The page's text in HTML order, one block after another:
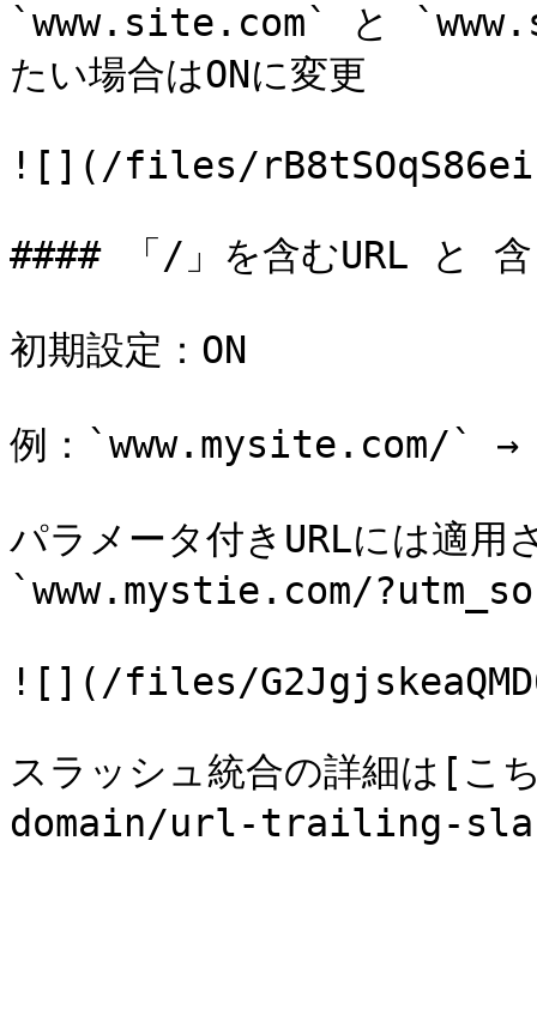
`www.site.com` と
たい場合はONに変更
![](/files/
#### 「/」を含むURL と 含
初期設定：ON
例：`www.mysite.com/` →
パラメータ付きURLには適用
`www.mystie.com/
![](/files/
スラッシュ統合の詳細は[